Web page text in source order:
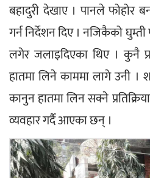
बहादुरी देखाए । पानले फोहोर
गर्न निर्देशन दिए । नजिकैको
लगेर जलाइदिएका थिए । कुनै
हातमा लिने काममा लागे उनी
कानुन हातमा लिन सक्ने
व्यवहार गर्दै आएका छन् ।